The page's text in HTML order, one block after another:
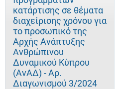
κατάρτισης σε θέματα
διαχείρισης χρόνου για
το προσωπικό της
Αρχής Ανάπτυξης
Ανθρώπινου
Δυναμικού Κύπρου
(ΑνΑΔ) - Αρ.
Διαγωνισμού 3/2024